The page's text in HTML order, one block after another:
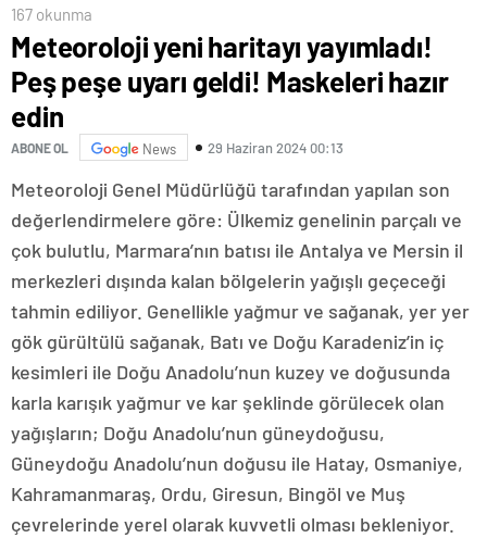
167 okunma
Meteoroloji yeni haritayı yayımladı!
Peş peşe uyarı geldi! Maskeleri hazır
edin
ABONE OL News 29 Haziran 2024 00:13
Meteoroloji Genel Müdürlüğü tarafından yapılan son
değerlendirmelere göre: Ülkemiz genelinin parçalı ve
çok bulutlu, Marmara’nın batısı ile Antalya ve Mersin il
merkezleri dışında kalan bölgelerin yağışlı geçeceği
tahmin ediliyor. Genellikle yağmur ve sağanak, yer yer
gök gürültülü sağanak, Batı ve Doğu Karadeniz’in iç
kesimleri ile Doğu Anadolu’nun kuzey ve doğusunda
karla karışık yağmur ve kar şeklinde görülecek olan
yağışların; Doğu Anadolu’nun güneydoğusu,
Güneydoğu Anadolu’nun doğusu ile Hatay, Osmaniye,
Kahramanmaraş, Ordu, Giresun, Bingöl ve Muş
çevrelerinde yerel olarak kuvvetli olması bekleniyor.